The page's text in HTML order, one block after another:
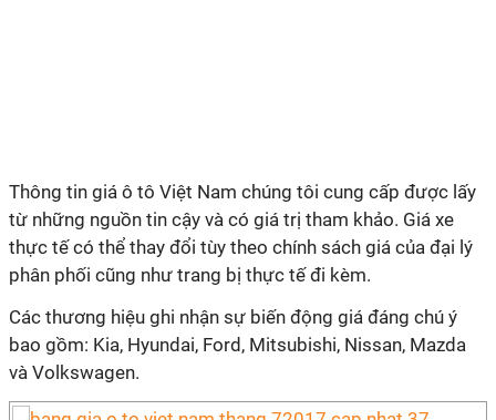
Thông tin giá ô tô Việt Nam chúng tôi cung cấp được lấy
từ những nguồn tin cậy và có giá trị tham khảo. Giá xe
thực tế có thể thay đổi tùy theo chính sách giá của đại lý
phân phối cũng như trang bị thực tế đi kèm.
Các thương hiệu ghi nhận sự biến động giá đáng chú ý
bao gồm: Kia, Hyundai, Ford, Mitsubishi, Nissan, Mazda
và Volkswagen.